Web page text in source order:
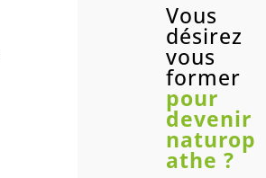
Vous
désirez
vous
former
pour
devenir
naturop
athe ?